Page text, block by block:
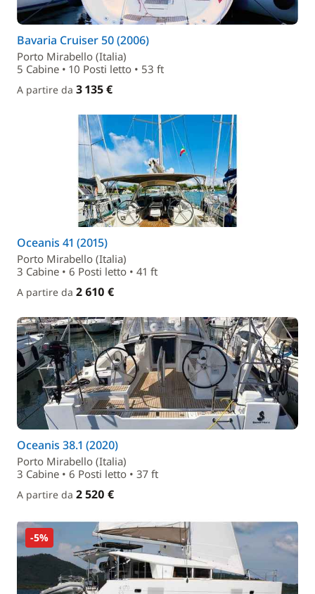
Bavaria Cruiser 50 (2006)
Porto Mirabello (Italia)
5 Cabine • 10 Posti letto • 53 ft
A partire da 3 135 €
Oceanis 41 (2015)
Porto Mirabello (Italia)
3 Cabine • 6 Posti letto • 41 ft
A partire da 2 610 €
Oceanis 38.1 (2020)
Porto Mirabello (Italia)
3 Cabine • 6 Posti letto • 37 ft
A partire da 2 520 €
-5%